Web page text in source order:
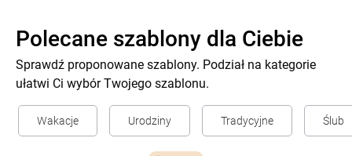
Polecane szablony dla Ciebie
Sprawdź proponowane szablony. Podział na kategorie
ułatwi Ci wybór Twojego szablonu.
Wakacje Urodziny Tradycyjne Ślub